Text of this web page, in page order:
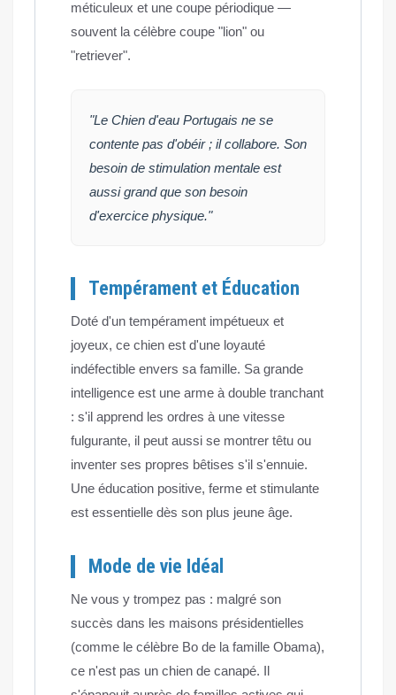
méticuleux et une coupe périodique —
souvent la célèbre coupe "lion" ou
"retriever".
"Le Chien d'eau Portugais ne se
contente pas d'obéir ; il collabore. Son
besoin de stimulation mentale est
aussi grand que son besoin
d'exercice physique."
Tempérament et Éducation
Doté d'un tempérament impétueux et
joyeux, ce chien est d'une loyauté
indéfectible envers sa famille. Sa grande
intelligence est une arme à double tranchant
: s'il apprend les ordres à une vitesse
fulgurante, il peut aussi se montrer têtu ou
inventer ses propres bêtises s'il s'ennuie.
Une éducation positive, ferme et stimulante
est essentielle dès son plus jeune âge.
Mode de vie Idéal
Ne vous y trompez pas : malgré son
succès dans les maisons présidentielles
(comme le célèbre Bo de la famille Obama),
ce n'est pas un chien de canapé. Il